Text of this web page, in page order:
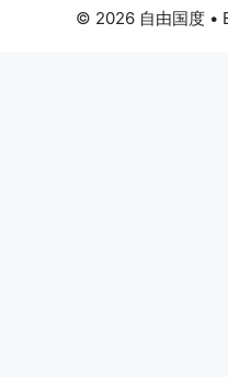
© 2026 自由国度•